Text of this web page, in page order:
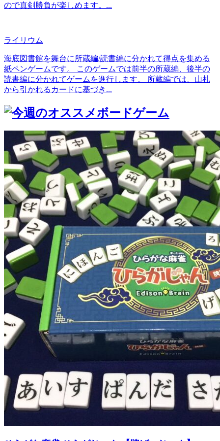
ので真剣勝負が楽しめます。...
ライリウム
海底図書館を舞台に所蔵編/読書編に分かれて得点を集める
紙ペンゲームです。 このゲームでは前半の所蔵編、後半の
読書編に分かれてゲームを進行します。 所蔵編では、山札
から引かれるカードに基づき...